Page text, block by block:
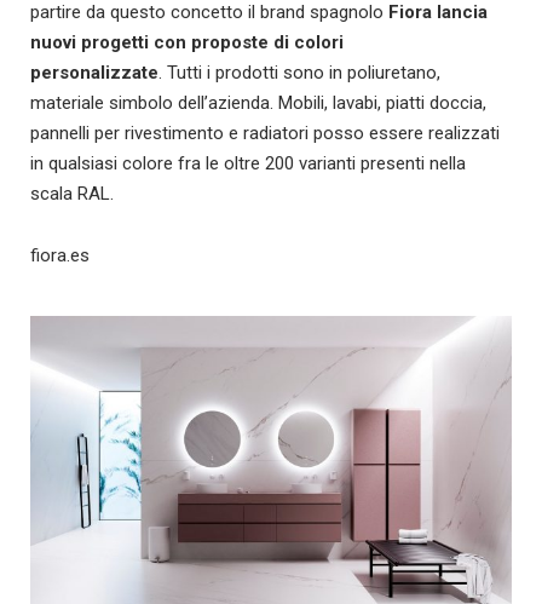
partire da questo concetto il brand spagnolo Fiora lancia
nuovi progetti con proposte di colori
personalizzate. Tutti i prodotti sono in poliuretano,
materiale simbolo dell’azienda. Mobili, lavabi, piatti doccia,
pannelli per rivestimento e radiatori posso essere realizzati
in qualsiasi colore fra le oltre 200 varianti presenti nella
scala RAL.
fiora.es